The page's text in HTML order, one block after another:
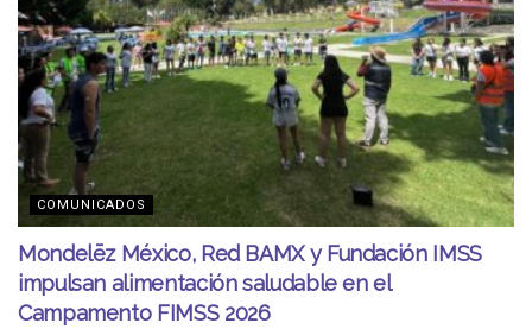
COMUNICADOS
Mondelēz México, Red BAMX y Fundación IMSS
impulsan alimentación saludable en el
Campamento FIMSS 2026